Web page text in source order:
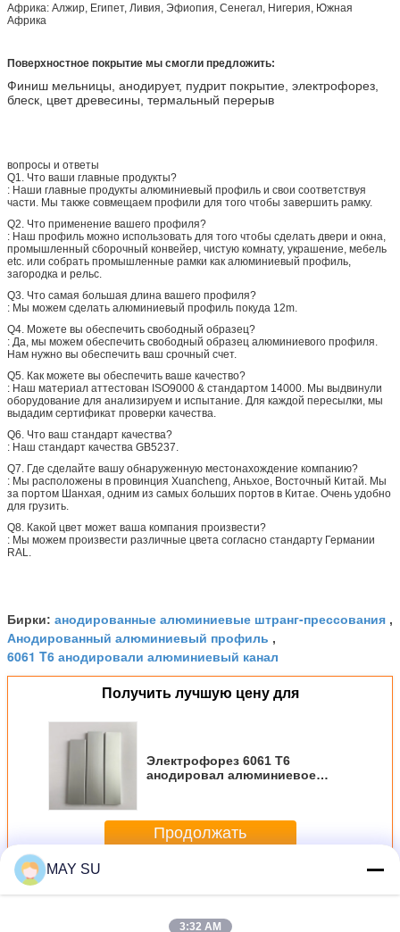
Африка: Алжир, Египет, Ливия, Эфиопия, Сенегал, Нигерия, Южная
Африка
Поверхностное покрытие мы смогли предложить:
Финиш мельницы, анодирует, пудрит покрытие, электрофорез,
блеск, цвет древесины, термальный перерыв
вопросы и ответы
Q1. Что ваши главные продукты?
: Наши главные продукты алюминиевый профиль и свои соответствуя
части. Мы также совмещаем профили для того чтобы завершить рамку.
Q2. Что применение вашего профиля?
: Наш профиль можно использовать для того чтобы сделать двери и окна,
промышленный сборочный конвейер, чистую комнату, украшение, мебель
etc. или собрать промышленные рамки как алюминиевый профиль,
загородка и рельс.
Q3. Что самая большая длина вашего профиля?
: Мы можем сделать алюминиевый профиль покуда 12m.
Q4. Можете вы обеспечить свободный образец?
: Да, мы можем обеспечить свободный образец алюминиевого профиля.
Нам нужно вы обеспечить ваш срочный счет.
Q5. Как можете вы обеспечить ваше качество?
: Наш материал аттестован ISO9000 & стандартом 14000. Мы выдвинули
оборудование для анализируем и испытание. Для каждой пересылки, мы
выдадим сертификат проверки качества.
Q6. Что ваш стандарт качества?
: Наш стандарт качества GB5237.
Q7. Где сделайте вашу обнаруженную местонахождение компанию?
: Мы расположены в провинция Xuancheng, Аньхое, Восточный Китай. Мы
за портом Шанхая, одним из самых больших портов в Китае. Очень удобно
для грузить.
Q8. Какой цвет может ваша компания произвести?
: Мы можем произвести различные цвета согласно стандарту Германии
RAL.
Бирки: анодированные алюминиевые штранг-прессования ,
Анодированный алюминиевый профиль ,
6061 T6 анодировали алюминиевый канал
Получить лучшую цену для
Электрофорез 6061 T6
анодировал алюминиевое
Продолжать
Больше
MAY SU
3:32 AM